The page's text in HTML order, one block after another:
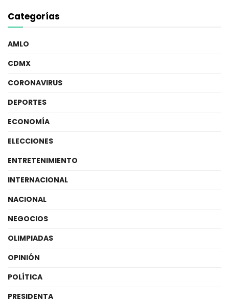
Categorías
AMLO
CDMX
CORONAVIRUS
DEPORTES
ECONOMÍA
ELECCIONES
ENTRETENIMIENTO
INTERNACIONAL
NACIONAL
NEGOCIOS
OLIMPIADAS
OPINIÓN
POLÍTICA
PRESIDENTA